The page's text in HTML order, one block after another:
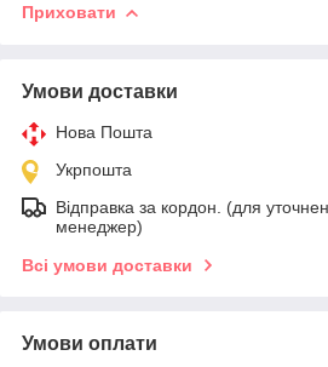
Приховати
Умови доставки
Нова Пошта
Укрпошта
Відправка за кордон. (для
менеджер)
Всі умови доставки
Умови оплати